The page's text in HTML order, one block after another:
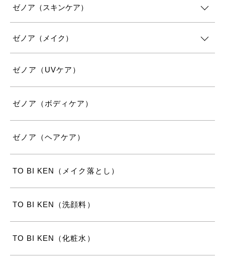
ゼノア（スキンケア）
ゼノア（メイク）
ゼノア（UVケア）
ゼノア（ボディケア）
ゼノア（ヘアケア）
TO BI KEN（メイク落とし）
TO BI KEN（洗顔料）
TO BI KEN（化粧水）